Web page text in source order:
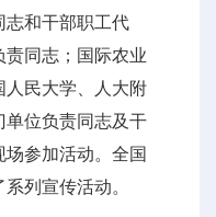
志和干部职工代
同志；国际农业
人民大学、人大附
单位负责同志及干
场参加活动。全国
列宣传活动。